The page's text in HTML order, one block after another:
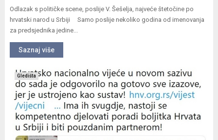
Odlazak s političke scene, poslije V. Šešelja, najveće štetočine po
hrvatski narod u Srbiji Samo poslije nekoliko godina od imenovanja
za predsjednika jedine...
Saznaj više
Gledišta